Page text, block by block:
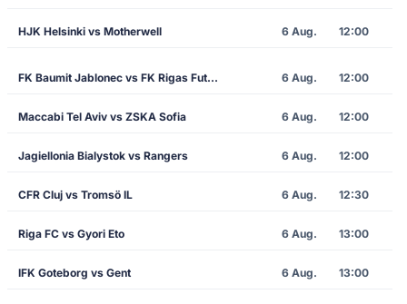
HJK Helsinki vs Motherwell 6 Aug. 12:00
FK Baumit Jablonec vs FK Rigas Futbola Skola 6 Aug. 12:00
Maccabi Tel Aviv vs ZSKA Sofia 6 Aug. 12:00
Jagiellonia Bialystok vs Rangers 6 Aug. 12:00
CFR Cluj vs Tromsö IL 6 Aug. 12:30
Riga FC vs Gyori Eto 6 Aug. 13:00
IFK Goteborg vs Gent 6 Aug. 13:00